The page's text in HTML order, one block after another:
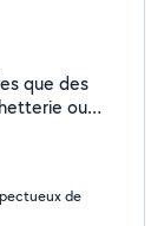
que des
ou
de